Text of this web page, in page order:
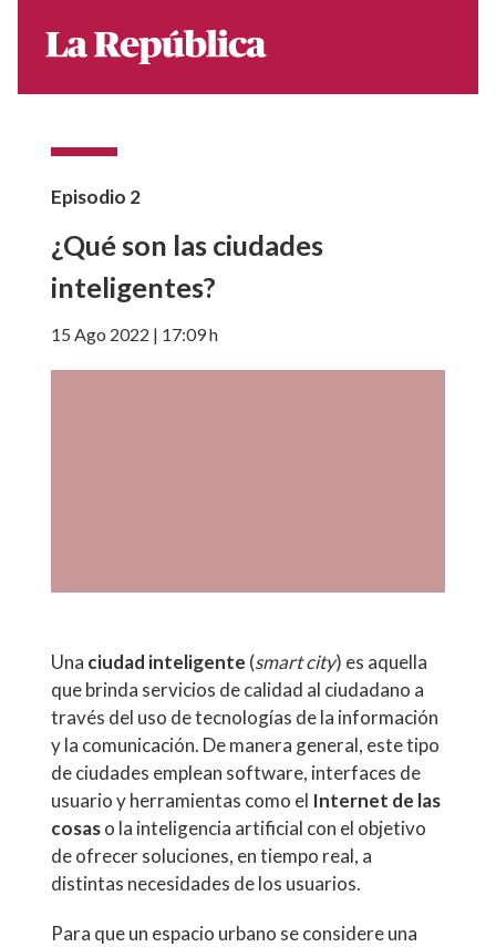
Episodio 2
¿Qué son las ciudades
inteligentes?
15 Ago 2022 | 17:09 h
Una ciudad inteligente (smart city) es aquella
que brinda servicios de calidad al ciudadano a
través del uso de tecnologías de la información
y la comunicación. De manera general, este tipo
de ciudades emplean software, interfaces de
usuario y herramientas como el Internet de las
cosaso la inteligencia artificial con el objetivo
de ofrecer soluciones, en tiempo real, a
distintas necesidades de los usuarios.
Para que un espacio urbano se considere una